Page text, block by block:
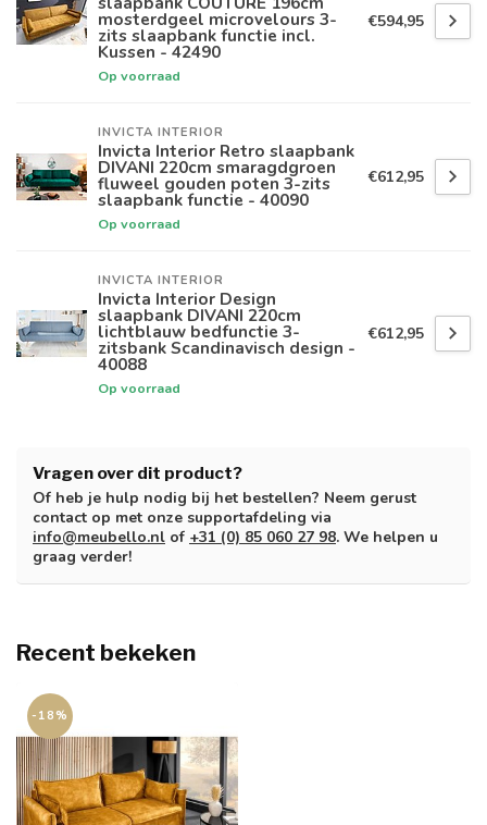
mosterdgeel microvelours 3-
zits slaapbank functie incl.
Kussen - 42490
Op voorraad
€594,95
INVICTA INTERIOR
Invicta Interior Retro slaapbank
DIVANI 220cm smaragdgroen
fluweel gouden poten 3-zits
slaapbank functie - 40090
Op voorraad
€612,95
INVICTA INTERIOR
Invicta Interior Design
slaapbank DIVANI 220cm
lichtblauw bedfunctie 3-
zitsbank Scandinavisch design -
40088
Op voorraad
€612,95
Vragen over dit product?
Of heb je hulp nodig bij het bestellen? Neem gerust
contact op met onze supportafdeling via
info@meubello.nl of +31 (0) 85 060 27 98. We helpen u
graag verder!
Recent bekeken
-18%